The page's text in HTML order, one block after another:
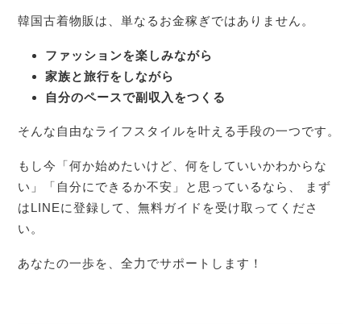
韓国古着物販は、単なるお金稼ぎではありません。
ファッションを楽しみながら
家族と旅行をしながら
自分のペースで副収入をつくる
そんな自由なライフスタイルを叶える手段の一つです。
もし今「何か始めたいけど、何をしていいかわからな
い」「自分にできるか不安」と思っているなら、 まず
はLINEに登録して、無料ガイドを受け取ってくださ
い。
あなたの一歩を、全力でサポートします！